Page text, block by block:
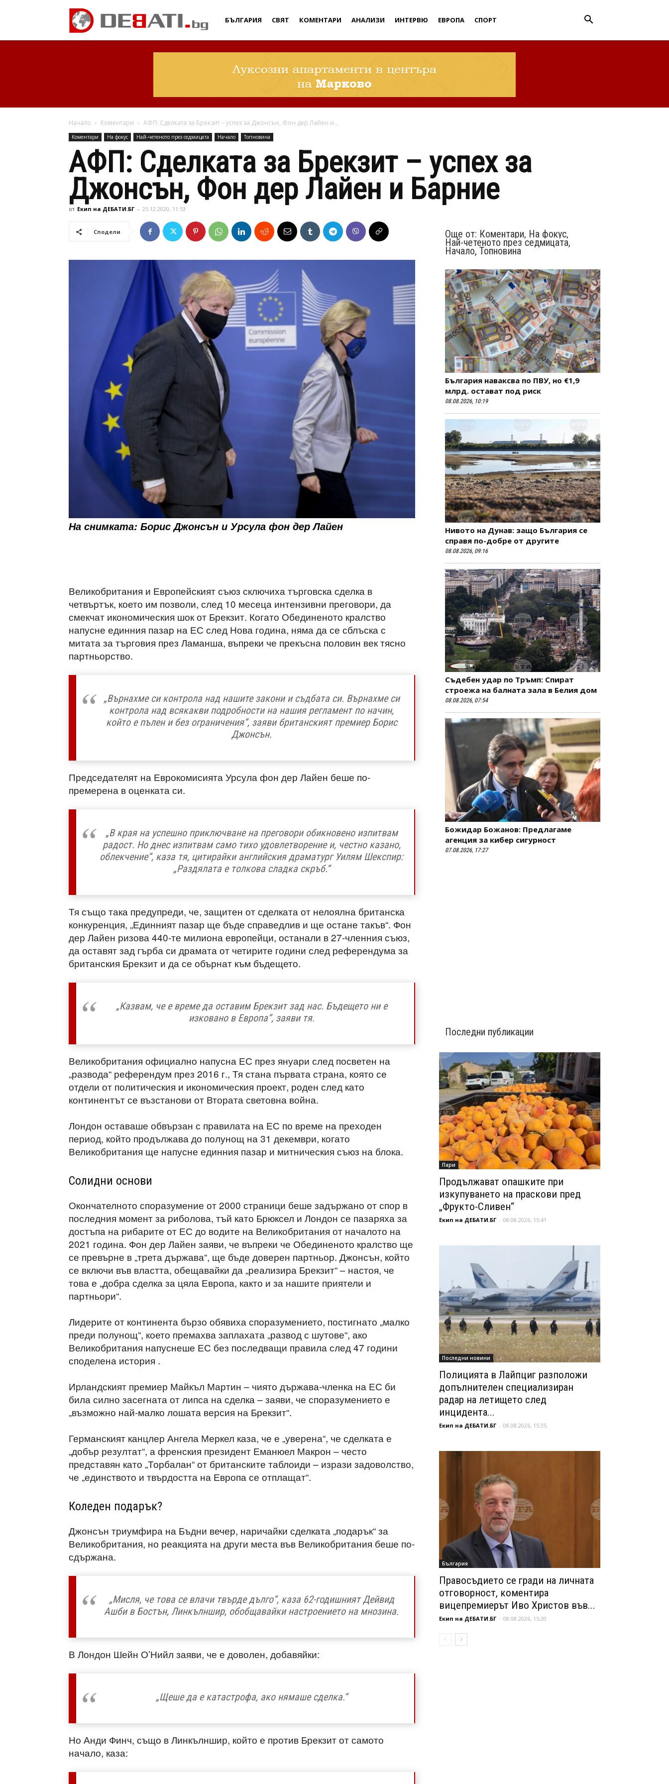
Дебати
БЪЛГАРИЯ СВЯТ КОМЕНТАРИ АНАЛИЗИ ИНТЕРВЮ ЕВРОПА СПОРТ
Начало Коментари АФП: Сделката за Брекзит – успех за Джонсън, Фон дер Лайен и...
Коментари На фокус Най-четеното през седмицата Начало Топновина
АФП: Сделката за Брекзит – успех за
Джонсън, Фон дер Лайен и Барние
от Екип на ДЕБАТИ.БГ - 25.12.2020, 11:53
Сподели
На снимката: Борис Джонсън и Урсула фон дер Лайен
Великобритания и Европейският съюз сключиха търговска сделка в
четвъртък, което им позволи, след 10 месеца интензивни преговори, да
смекчат икономическия шок от Брекзит. Когато Обединеното кралство
напусне единния пазар на ЕС след Нова година, няма да се сблъска с
митата за търговия през Ламанша, въпреки че прекъсна половин век тясно
партньорство.
„Върнахме си контрола над нашите закони и съдбата си. Върнахме си
контрола над всякакви подробности на нашия регламент по начин,
който е пълен и без ограничения“, заяви британският премиер Борис
Джонсън.
Председателят на Еврокомисията Урсула фон дер Лайен беше по-
премерена в оценката си.
„В края на успешно приключване на преговори обикновено изпитвам
радост. Но днес изпитвам само тихо удовлетворение и, честно казано,
облекчение“, каза тя, цитирайки английския драматург Уилям Шекспир:
„Раздялата е толкова сладка скръб.“
Тя също така предупреди, че, защитен от сделката от нелоялна британска
конкуренция, „Единният пазар ще бъде справедлив и ще остане такъв“. Фон
дер Лайен ризова 440-те милиона европейци, останали в 27-членния съюз,
да оставят зад гърба си драмата от четирите години след референдума за
британския Брекзит и да се обърнат към бъдещето.
„Казвам, че е време да оставим Брекзит зад нас. Бъдещето ни е
изковано в Европа“, заяви тя.
Великобритания официално напусна ЕС през януари след посветен на
„развода“ референдум през 2016 г., Тя стана първата страна, която се
отдели от политическия и икономическия проект, роден след като
континентът се възстанови от Втората световна война.
Лондон оставаше обвързан с правилата на ЕС по време на преходен
период, който продължава до полунощ на 31 декември, когато
Великобритания ще напусне единния пазар и митническия съюз на блока.
Солидни основи
Окончателното споразумение от 2000 страници беше задържано от спор в
последния момент за риболова, тъй като Брюксел и Лондон се пазаряха за
достъпа на рибарите от ЕС до водите на Великобритания от началото на
2021 година. Фон дер Лайен заяви, че въпреки че Обединеното кралство ще
се превърне в „трета държава“, ще бъде доверен партньор. Джонсън, който
се включи във властта, обещавайки да „реализира Брекзит“ – настоя, че
това е „добра сделка за цяла Европа, както и за нашите приятели и
партньори“.
Лидерите от континента бързо обявиха споразумението, постигнато „малко
преди полунощ“, което премахва заплахата „развод с шутове“, ако
Великобритания напуснеше ЕС без последващи правила след 47 години
споделена история .
Ирландският премиер Майкъл Мартин – чиято държава-членка на ЕС би
била силно засегната от липса на сделка – заяви, че споразумението е
„възможно най-малко лошата версия на Брекзит“.
Германският канцлер Ангела Меркел каза, че е „уверена“, че сделката е
„добър резултат“, а френския президент Еманюел Макрон – често
представян като „Торбалан“ от британските таблоиди – изрази задоволство,
че „единството и твърдостта на Европа се отплащат“.
Коледен подарък?
Джонсън триумфира на Бъдни вечер, наричайки сделката „подарък“ за
Великобритания, но реакцията на други места във Великобритания беше по-
сдържана.
„Мисля, че това се влачи твърде дълго“, каза 62-годишният Дейвид
Ашби в Бостън, Линкълншир, обобщавайки настроението на мнозина.
В Лондон Шейн О’Нийл заяви, че е доволен, добавяйки:
„Щеше да е катастрофа, ако нямаше сделка.“
Но Анди Финч, също в Линкълншир, който е против Брекзит от самото
начало, каза:
Още от: Коментари, На фокус,
Най-четеното през седмицата,
Начало, Топновина
България наваксва по ПВУ, но €1,9
млрд. остават под риск
08.08.2026, 10:19
Нивото на Дунав: защо България се
справя по-добре от другите
08.08.2026, 09:16
Съдебен удар по Тръмп: Спират
строежа на балната зала в Белия дом
08.08.2026, 07:54
Божидар Божанов: Предлагаме
агенция за кибер сигурност
07.08.2026, 17:27
Последни публикации
Пари
Продължават опашките при
изкупуването на праскови пред
„Фрукто-Сливен“
Екип на ДЕБАТИ.БГ - 08.08.2026, 15:41
Последни новини
Полицията в Лайпциг разположи
допълнителен специализиран
радар на летището след
инцидента...
Екип на ДЕБАТИ.БГ - 08.08.2026, 15:35
България
Правосъдието се гради на личната
отговорност, коментира
вицепремиерът Иво Христов във...
Екип на ДЕБАТИ.БГ - 08.08.2026, 15:20